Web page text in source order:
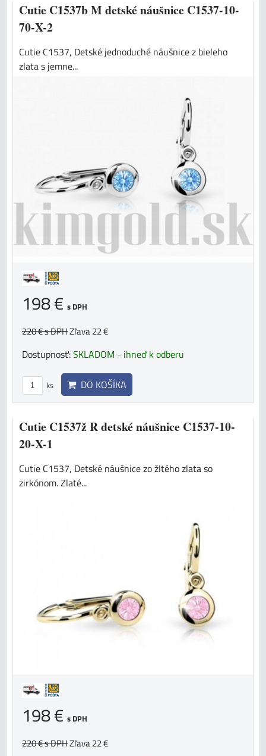
Cutie C1537b M detské náušnice C1537-10-
70-X-2
Cutie C1537, Detské jednoduché náušnice z bieleho
zlata s jemne...
198 € s DPH
220 €s DPHZľava 22 €
Dostupnosť:SKLADOM - ihneď k odberu
ks DO KOŠÍKA
Cutie C1537ž R detské náušnice C1537-10-
20-X-1
Cutie C1537, Detské náušnice zo žltého zlata so
zirkónom. Zlaté...
198 € s DPH
220 €s DPHZľava 22 €